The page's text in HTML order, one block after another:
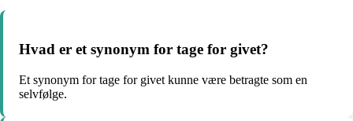
Hvad er et synonym for tage for givet?
Et synonym for tage for givet kunne være betragte som en
selvfølge.